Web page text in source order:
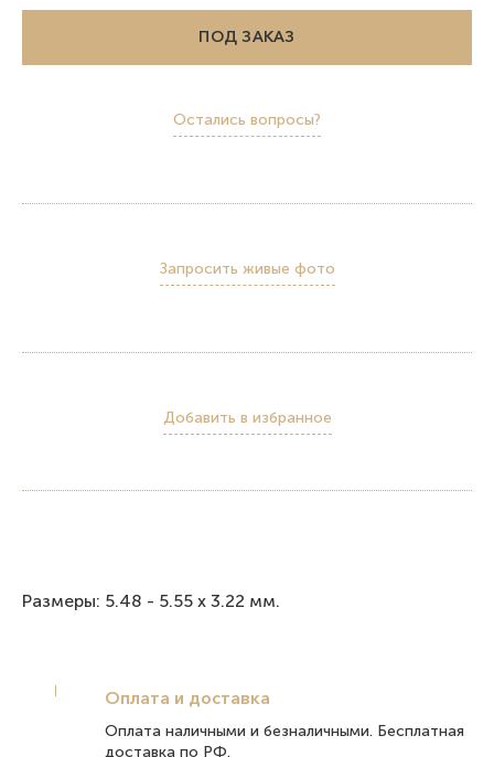
ПОД ЗАКАЗ
Остались вопросы?
Запросить живые фото
Добавить в избранное
Размеры: 5.48 - 5.55 x 3.22 мм.
Оплата и доставка
Оплата наличными и безналичными. Бесплатная
доставка по РФ.